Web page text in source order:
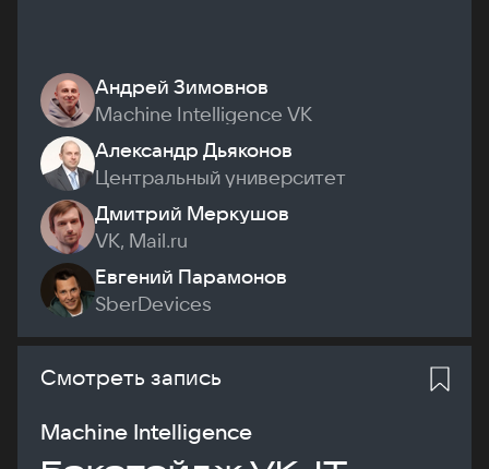
Андрей Зимовнов
Machine Intelligence VK
Александр Дьяконов
Центральный университет
Дмитрий Меркушов
VK, Mail.ru
Евгений Парамонов
SberDevices
Смотреть запись
Machine Intelligence